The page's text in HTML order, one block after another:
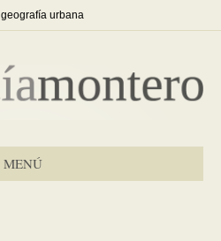
urbana
MENÚ